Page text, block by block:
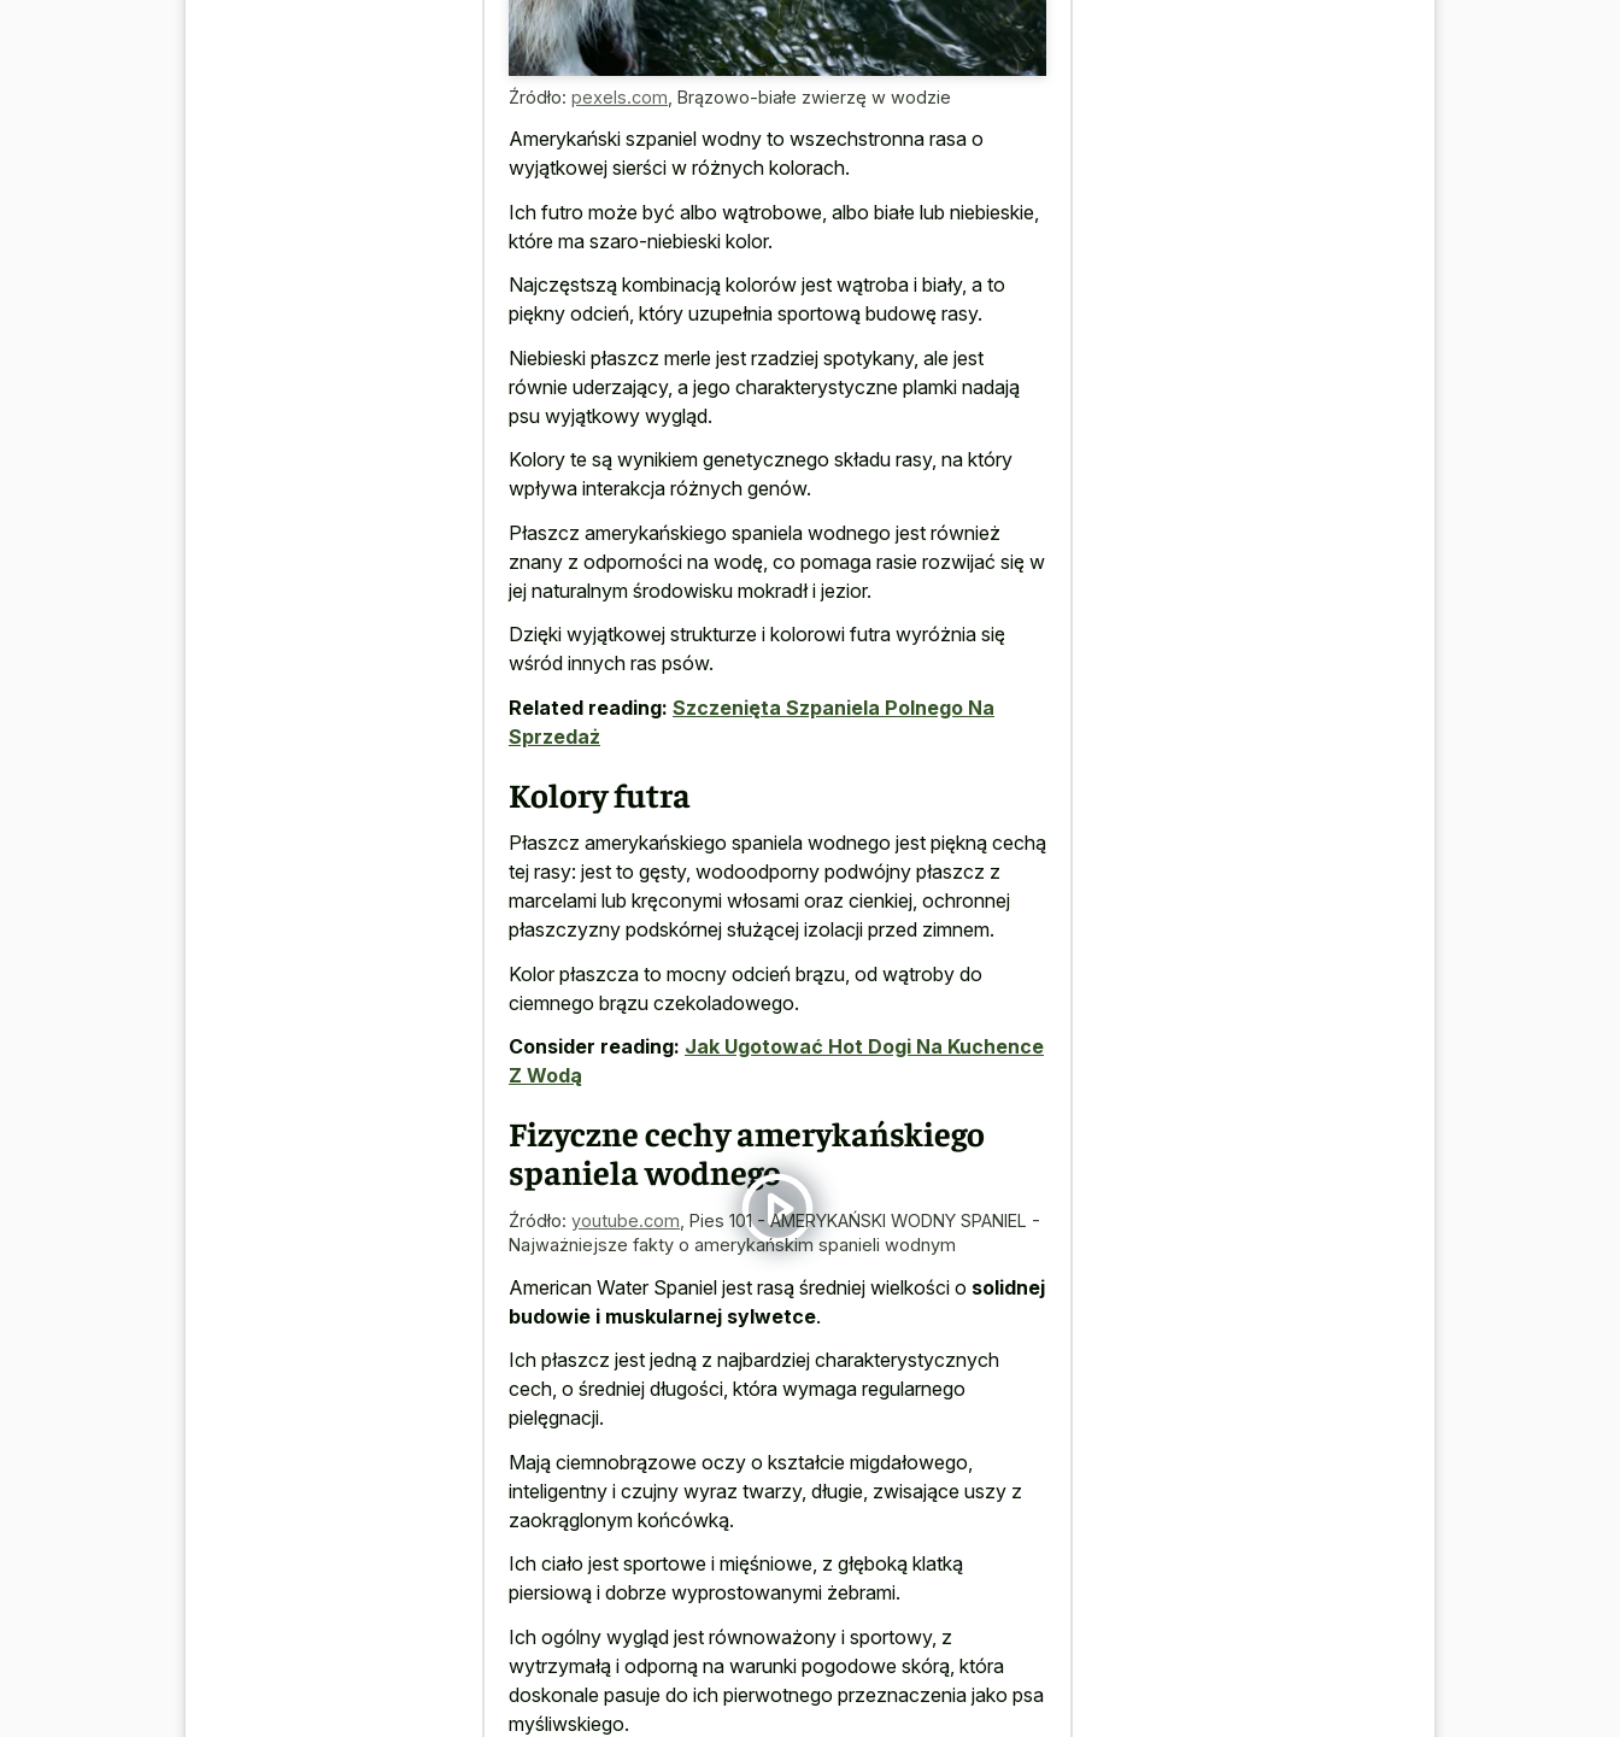
Źródło: pexels.com Brązowo-białe zwierzę w wodzie
Amerykański szpaniel wodny to wszechstronna rasa o
wyjątkowej sierści w różnych kolorach.
Ich futro może być albo wątrobowe, albo białe lub niebieskie,
które ma szaro-niebieski kolor.
Najczęstszą kombinacją kolorów jest wątroba i biały, a to
piękny odcień, który uzupełnia sportową budowę rasy.
Niebieski płaszcz merle jest rzadziej spotykany, ale jest
równie uderzający, a jego charakterystyczne plamki nadają
psu wyjątkowy wygląd.
Kolory te są wynikiem genetycznego składu rasy, na który
wpływa interakcja różnych genów.
Płaszcz amerykańskiego spaniela wodnego jest również
znany z odporności na wodę, co pomaga rasie rozwijać się w
jej naturalnym środowisku mokradł i jezior.
Dzięki wyjątkowej strukturze i kolorowi futra wyróżnia się
wśród innych ras psów.
Related reading: Szczenięta Szpaniela Polnego Na
Sprzedaż
Kolory futra
Płaszcz amerykańskiego spaniela wodnego jest piękną cechą
tej rasy: jest to gęsty, wodoodporny podwójny płaszcz z
marcelami lub kręconymi włosami oraz cienkiej, ochronnej
płaszczyzny podskórnej służącej izolacji przed zimnem.
Kolor płaszcza to mocny odcień brązu, od wątroby do
ciemnego brązu czekoladowego.
Consider reading: Jak Ugotować Hot Dogi Na Kuchence
Z Wodą
Fizyczne cechy amerykańskiego
spaniela wodnego
Źródło: youtube.com Pies 101 - AMERYKAŃSKI WODNY SPANIEL -
Najważniejsze fakty o amerykańskim spanieli wodnym
American Water Spaniel jest rasą średniej wielkości o solidnej
budowie i muskularnej sylwetce.
Ich płaszcz jest jedną z najbardziej charakterystycznych
cech, o średniej długości, która wymaga regularnego
pielęgnacji.
Mają ciemnobrązowe oczy o kształcie migdałowego,
inteligentny i czujny wyraz twarzy, długie, zwisające uszy z
zaokrąglonym końcówką.
Ich ciało jest sportowe i mięśniowe, z głęboką klatką
piersiową i dobrze wyprostowanymi żebrami.
Ich ogólny wygląd jest równoważony i sportowy, z
wytrzymałą i odporną na warunki pogodowe skórą, która
doskonale pasuje do ich pierwotnego przeznaczenia jako psa
myśliwskiego.